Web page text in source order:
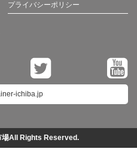
プライバシーポリシー
ichiba.jp
All Rights Reserved.